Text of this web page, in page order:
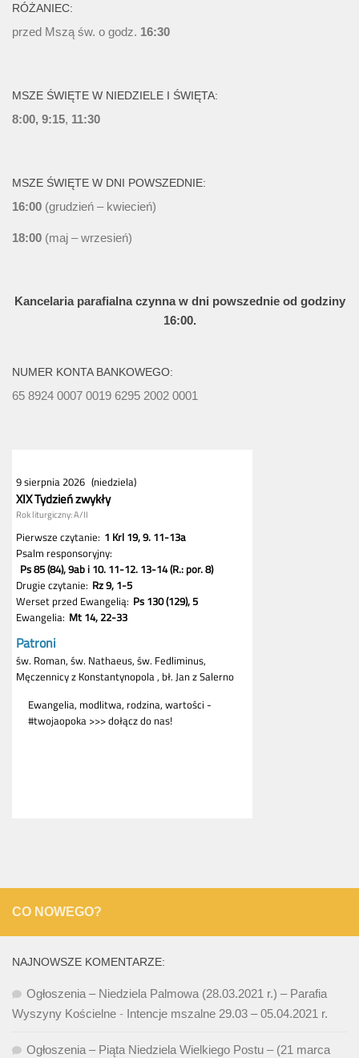
RÓŻANIEC:
przed Mszą św. o godz. 16:30
MSZE ŚWIĘTE W NIEDZIELE I ŚWIĘTA:
8:00, 9:15, 11:30
MSZE ŚWIĘTE W DNI POWSZEDNIE:
16:00 (grudzień – kwiecień)
18:00 (maj – wrzesień)
Kancelaria parafialna czynna w dni powszednie od godziny
16:00.
NUMER KONTA BANKOWEGO:
65 8924 0007 0019 6295 2002 0001
CO NOWEGO?
NAJNOWSZE KOMENTARZE:
Ogłoszenia – Niedziela Palmowa (28.03.2021 r.) – Parafia
Wyszyny Kościelne - Intencje mszalne 29.03 – 05.04.2021 r.
Ogłoszenia – Piąta Niedziela Wielkiego Postu – (21 marca